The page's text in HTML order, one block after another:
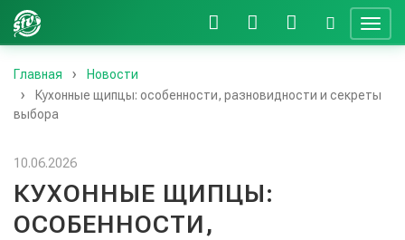
Главная
Новости
Кухонные щипцы: особенности, разновидности и секреты
выбора
10.06.2026
КУХОННЫЕ ЩИПЦЫ:
ОСОБЕННОСТИ,